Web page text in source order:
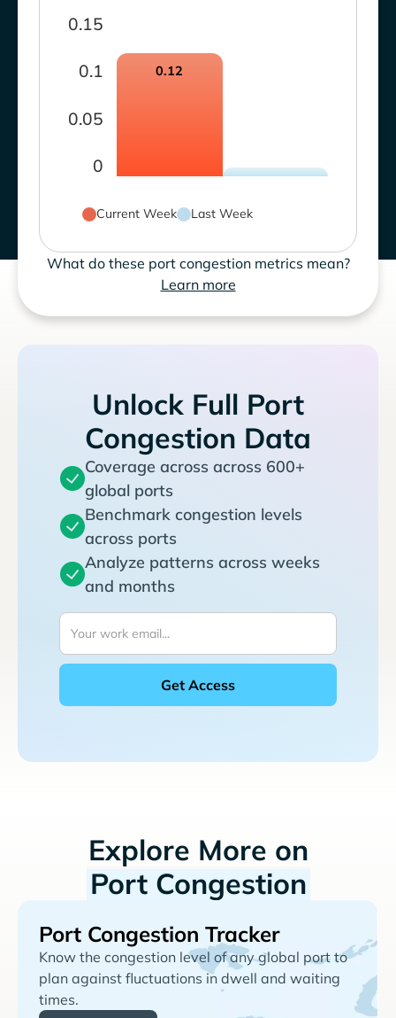
0
0.05
0.1
0.15
0.12
Current Week Last Week
What do these port congestion metrics mean?
Learn more
Unlock Full Port
Congestion Data
Coverage across across 600+
global ports
Benchmark congestion levels
across ports
Analyze patterns across weeks
and months
Explore More on
Port Congestion
Port Congestion Tracker
Know the congestion level of any global port to
plan against fluctuations in dwell and waiting
times.